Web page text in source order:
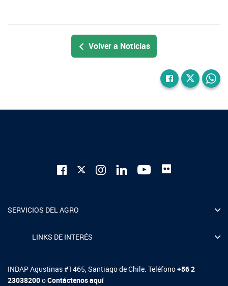
Volver a Noticias
SERVICIOS DEL AGRO
LINKS DE INTERÉS
INDAP Agustinas #1465, Santiago de Chile. Teléfono+56 2
23038200oContáctenos aquí